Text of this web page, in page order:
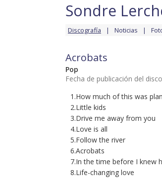
Sondre
Discografía Noticias
Acrobats
Pop
Fecha de publicación del
1.How much of this was
2.Little kids
3.Drive me away from you
4.Love is all
5.Follow the river
6.Acrobats
7.In the time before I knew
8.Life-changing love